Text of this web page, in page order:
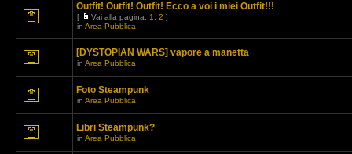
Outfit! Outfit! Outfit! Ecco a voi i miei Outfit!!!
[ Vai alla pagina: 1 2 ]
in Area Pubblica
[DYSTOPIAN WARS] vapore a manetta
in Area Pubblica
Foto Steampunk
in Area Pubblica
Libri Steampunk?
in Area Pubblica